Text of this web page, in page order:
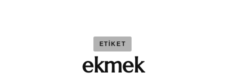
ETIKET
ekmek